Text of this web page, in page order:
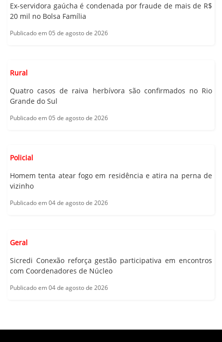
Ex-servidora gaúcha é condenada por fraude de mais de R$
20 mil no Bolsa Família
Publicado em 05 de agosto de 2026
Rural
Quatro casos de raiva herbívora são confirmados no Rio
Grande do Sul
Publicado em 05 de agosto de 2026
Policial
Homem tenta atear fogo em residência e atira na perna de
vizinho
Publicado em 04 de agosto de 2026
Geral
Sicredi Conexão reforça gestão participativa em encontros
com Coordenadores de Núcleo
Publicado em 04 de agosto de 2026